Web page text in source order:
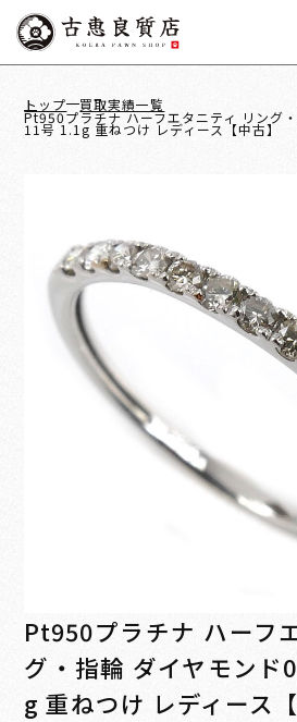
トップ 買取実績一覧
Pt950プラチナ ハーフエタニティ リング
11号 1.1g 重ねつけ レディース【中古】
Pt950プラチナ ハーフ
グ・指輪 ダイヤモン
g 重ねつけ レディース【